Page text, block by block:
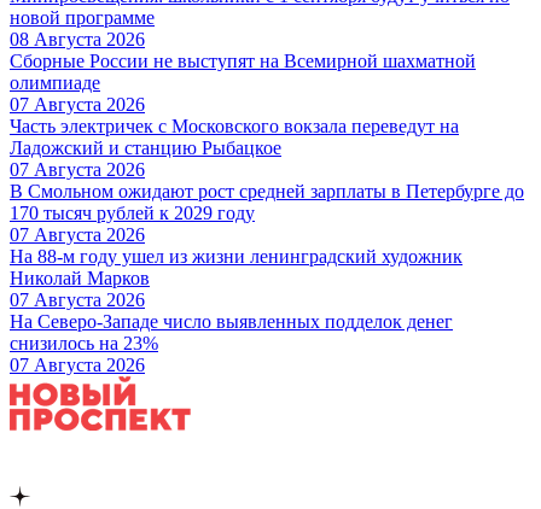
новой программе
08 Августа 2026
Сборные России не выступят на Всемирной шахматной
олимпиаде
07 Августа 2026
Часть электричек с Московского вокзала переведут на
Ладожский и станцию Рыбацкое
07 Августа 2026
В Смольном ожидают рост средней зарплаты в Петербурге до
170 тысяч рублей к 2029 году
07 Августа 2026
На 88-м году ушел из жизни ленинградский художник
Николай Марков
07 Августа 2026
На Северо-Западе число выявленных подделок денег
снизилось на 23%
07 Августа 2026